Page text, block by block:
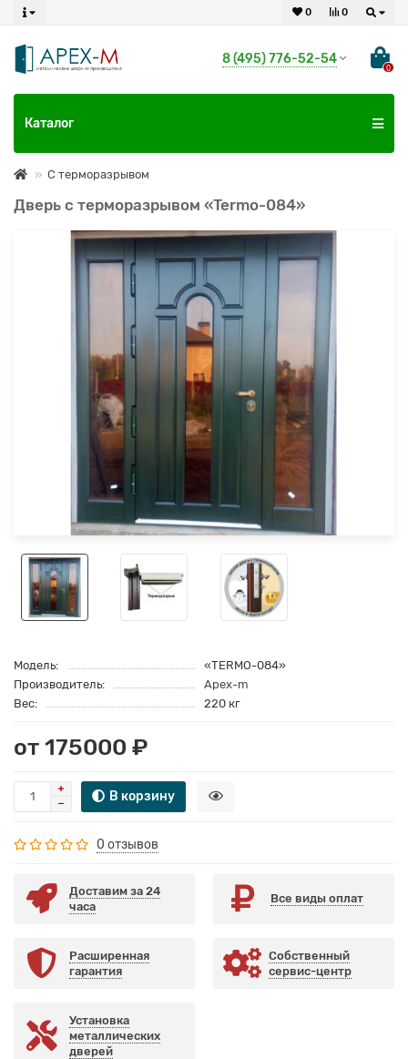
0
0
8 (495) 776-52-54
0
Каталог
С терморазрывом
Дверь с терморазрывом «Termo-084»
Модель:
«TERMO-084»
Производитель:
Apex-m
Вес:
220 кг
от 175000 ₽
В корзину
0 отзывов
Доставим за 24
часа
Все виды оплат
Расширенная
гарантия
Собственный
сервис-центр
Установка
металлических
дверей